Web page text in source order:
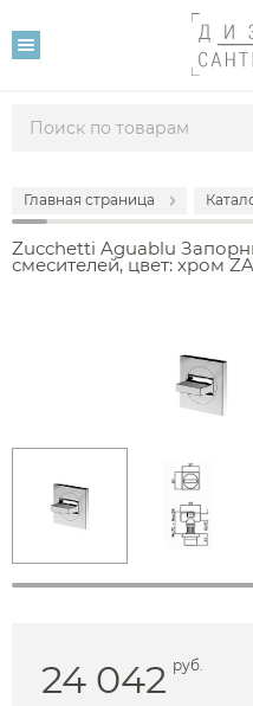
Главная страница
Zucchetti Aguablu
смесителей, цвет: хром
24 042 руб.